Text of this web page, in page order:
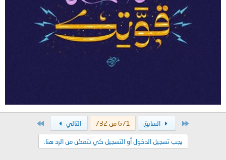
السابق 671 من 732 التالي
يجب تسجيل الدخول أو التسجيل كي تتمكن من الرد هنا.